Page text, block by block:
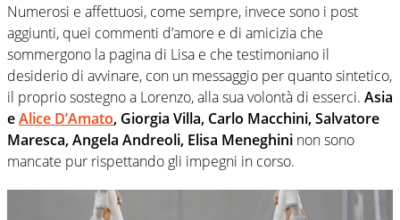
Numerosi e affettuosi, come sempre, invece sono i post
aggiunti, quei commenti d’amore e di amicizia che
sommergono la pagina di Lisa e che testimoniano il
desiderio di avvinare, con un messaggio per quanto sintetico,
il proprio sostegno a Lorenzo, alla sua volontà di esserci. Asia
eAlice D’Amato, Giorgia Villa, Carlo Macchini, Salvatore
Maresca, Angela Andreoli, Elisa Meneghini non sono
mancate pur rispettando gli impegni in corso.